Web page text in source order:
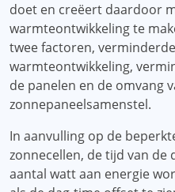
doet en creëert daardoor
warmteontwikkeling te
twee factoren,
warmteontwikkeling,
de panelen en de omvang
zonnepaneelsamenstel.
In aanvulling op de
zonnecellen, de tijd van de
aantal watt aan energie